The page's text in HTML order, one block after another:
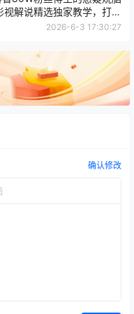
视解说精选独家教学，打造
高播放爆款账号，条条上精选
2026-6-3 17:30:27
确认修改